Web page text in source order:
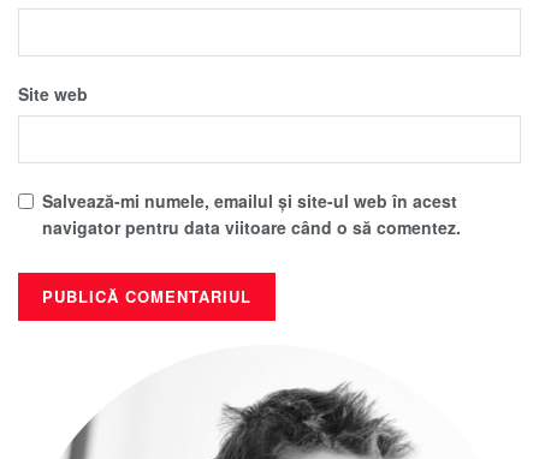
Site web
Salvează-mi numele, emailul și site-ul web în acest
navigator pentru data viitoare când o să comentez.